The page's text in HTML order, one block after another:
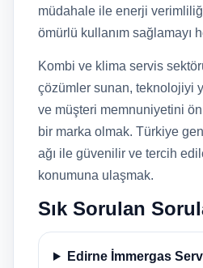
müdahale ile enerji
ömürlü kullanım sağlamayı
Kombi ve klima servis
çözümler sunan, teknolojiyi
ve müşteri memnuniyetini
bir marka olmak. Türkiye
ağı ile güvenilir ve tercih
konumuna ulaşmak.
Sık Sorulan
Edirne İmmergas